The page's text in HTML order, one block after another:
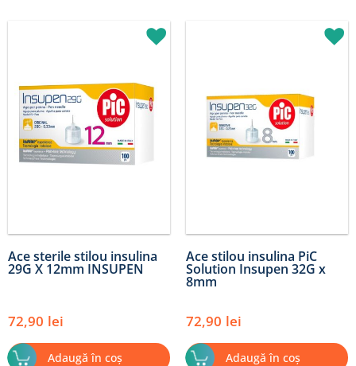
Ace sterile stilou insulina
29G X 12mm INSUPEN
72,90 lei
Adaugă în coș
Ace stilou insulina PiC
Solution Insupen 32G x
8mm
72,90 lei
Adaugă în coș